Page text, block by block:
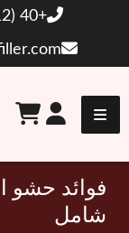
+40 (312) 295-414
شامل